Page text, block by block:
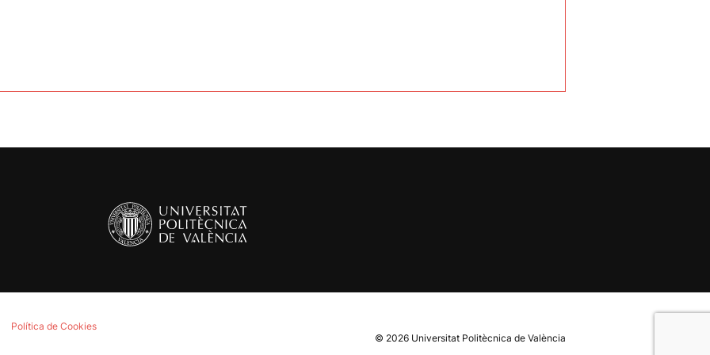
Política de Cookies
© 2026 Universitat Politècnica de València